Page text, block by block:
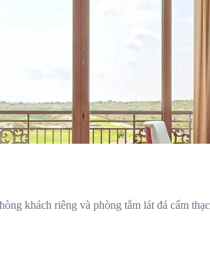
khách riêng và phòng tắm lát đá cẩm